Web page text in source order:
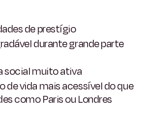
de prestígio
durante grande parte
social muito ativa
de vida mais acessível do que
como Paris ou Londres